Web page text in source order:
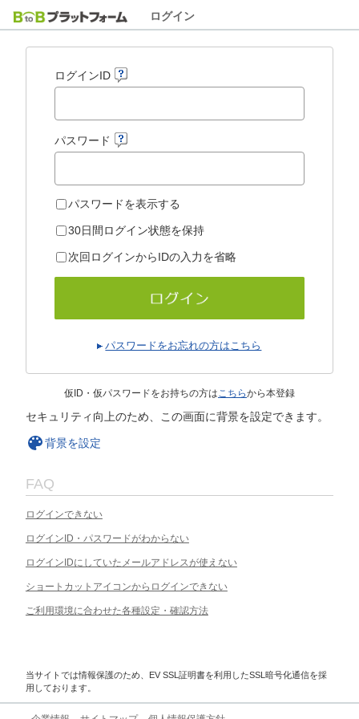
ログイン
ログインID
パスワード
パスワードを表示する
30日間ログイン状態を保持
次回ログインからIDの入力を省略
パスワードをお忘れの方はこちら
仮ID・仮パスワードをお持ちの方はこちらから本登録
セキュリティ向上のため、この画面に背景を設定できます。
背景を設定
FAQ
ログインできない
ログインID・パスワードがわからない
ログインIDにしていたメールアドレスが使えない
ショートカットアイコンからログインできない
ご利用環境に合わせた各種設定・確認方法
当サイトでは情報保護のため、EV SSL証明書を利用したSSL暗号化通信を採
用しております。